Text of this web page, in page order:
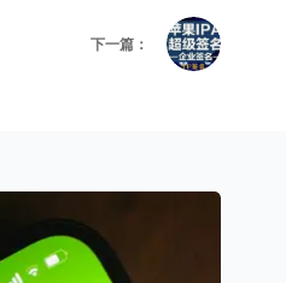
下一篇：